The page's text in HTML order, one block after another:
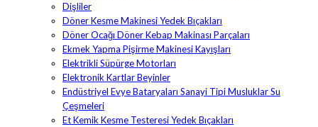
Dişliler
Döner Kesme Makinesi Yedek Bıçakları
Döner Ocağı Döner Kebap Makinası Parçaları
Ekmek Yapma Pişirme Makinesi Kayışları
Elektrikli Süpürge Motorları
Elektronik Kartlar Beyinler
Endüstriyel Evye Bataryaları Sanayi Tipi Musluklar Su
Çeşmeleri
Et Kemik Kesme Testeresi Yedek Bıçakları